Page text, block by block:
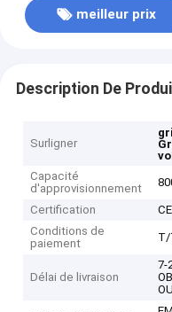
meilleur prix
Description De
Surligner
Capacité
d'approvisionnement
Certification
Conditions de
paiement
T/
Délai de livraison
7-